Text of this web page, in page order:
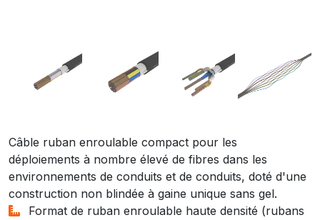
Câble ruban enroulable compact pour les
déploiements à nombre élevé de fibres dans les
environnements de conduits et de conduits, doté d'une
construction non blindée à gaine unique sans gel.
Format de ruban enroulable haute densité (rubans